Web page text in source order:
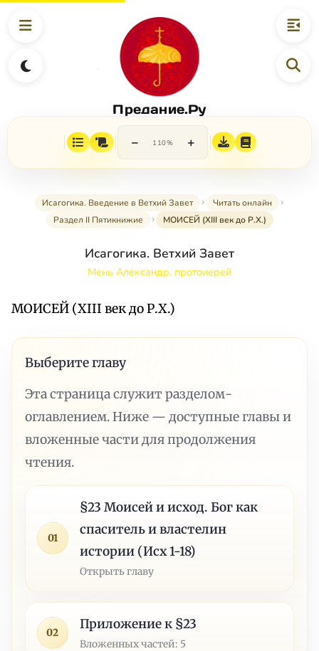
Предание.Ру
− 110% +
Исагогика. Введение в Ветхий Завет
Читать онлайн
Раздел II Пятикнижие
МОИСЕЙ (XIII век до Р.Х.)
Исагогика. Ветхий Завет
Мень Александр, протоиерей
МОИСЕЙ (XIII век до Р.Х.)
Выберите главу
Эта страница служит разделом-
оглавлением. Ниже — доступные главы и
вложенные части для продолжения
чтения.
01
§23 Моисей и исход. Бог как
спаситель и властелин
истории (Исх 1-18)
Открыть главу
02
Приложение к §23
Вложенных частей: 5